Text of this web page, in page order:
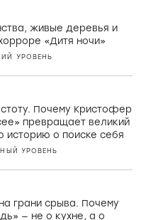
лимон,
и убой скота в
Фрэмптона
УРОВЕНЬ
живые деревья и